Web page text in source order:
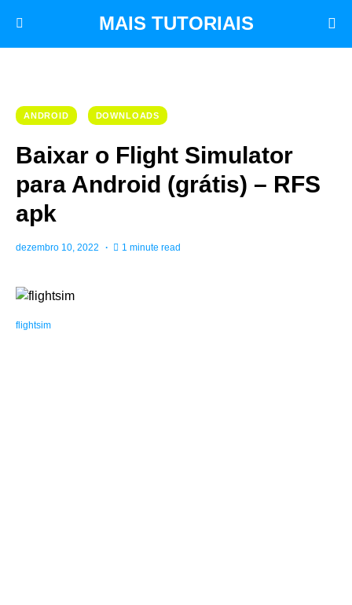
MAIS TUTORIAIS
ANDROID DOWNLOADS
Baixar o Flight Simulator
para Android (grátis) – RFS
apk
dezembro 10, 2022 1 minute read
flightsim